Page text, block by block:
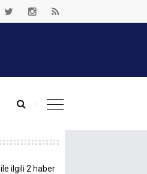
ile ilgili 2 haber